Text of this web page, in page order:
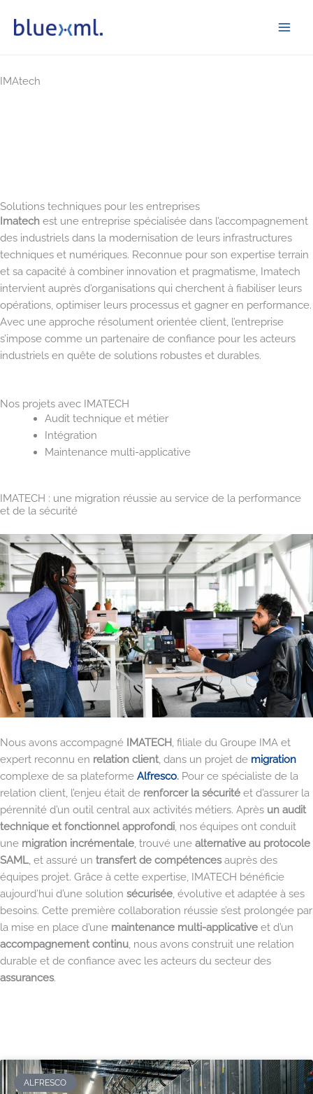
IMAtech
Solutions techniques pour les entreprises
Imatech est une entreprise spécialisée dans l’accompagnement
des industriels dans la modernisation de leurs infrastructures
techniques et numériques. Reconnue pour son expertise terrain
et sa capacité à combiner innovation et pragmatisme, Imatech
intervient auprès d’organisations qui cherchent à fiabiliser leurs
opérations, optimiser leurs processus et gagner en performance.
Avec une approche résolument orientée client, l’entreprise
s’impose comme un partenaire de confiance pour les acteurs
industriels en quête de solutions robustes et durables.
Nos projets avec IMATECH
Audit technique et métier
Intégration
Maintenance multi-applicative
IMATECH : une migration réussie au service de la performance
et de la sécurité
Nous avons accompagné IMATECH , filiale du Groupe IMA et
expert reconnu en relation client, dans un projet de migration
complexe de sa plateforme Alfresco. Pour ce spécialiste de la
relation client, l’enjeu était de renforcer la sécurité et d’assurer la
pérennité d’un outil central aux activités métiers. Après un audit
technique et fonctionnel approfondi , nos équipes ont conduit
une migration incrémentale , trouvé une alternative au protocole
SAML , et assuré un transfert de compétencesauprès des
équipes projet. Grâce à cette expertise, IMATECH bénéficie
aujourd’hui d’une solution sécurisée , évolutive et adaptée à ses
besoins. Cette première collaboration réussie s’est prolongée par
la mise en place d’une maintenance multi-applicative et d’un
accompagnement continu , nous avons construit une relation
durable et de confiance avec les acteurs du secteur des
assurances.
ALFRESCO